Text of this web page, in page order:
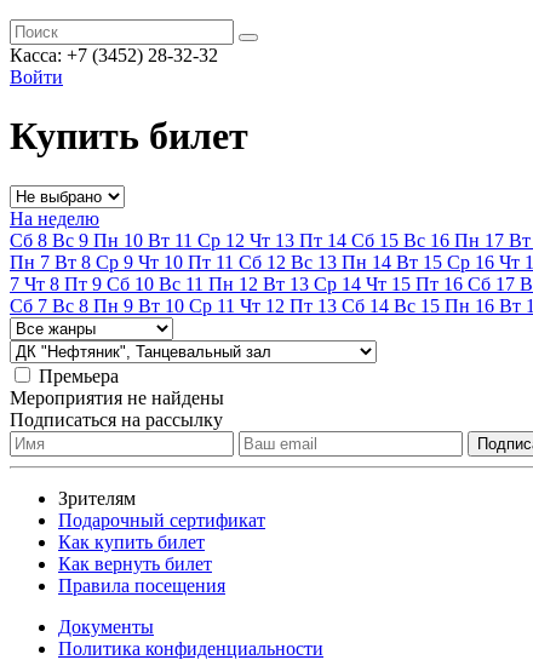
Касса: +7 (3452) 28-32-32
Войти
Купить билет
На неделю
Сб 8 Вс 9 Пн 10 Вт 11 Ср 12 Чт 13 Пт 14 Сб 15 Вс 16 Пн 17 Вт
Пн 7 Вт 8 Ср 9 Чт 10 Пт 11 Сб 12 Вс 13 Пн 14 Вт 15 Ср 16 Чт
7 Чт 8 Пт 9 Сб 10 Вс 11 Пн 12 Вт 13 Ср 14 Чт 15 Пт 16 Сб 17
Сб 7 Вс 8 Пн 9 Вт 10 Ср 11 Чт 12 Пт 13 Сб 14 Вс 15 Пн 16 Вт
Премьера
Мероприятия не найдены
Подписаться на рассылку
Зрителям
Подарочный сертификат
Как купить билет
Как вернуть билет
Правила посещения
Документы
Политика конфиденциальности